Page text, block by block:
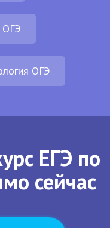
ОГЭ
ОГЭ
ЕГЭ по
сейчас